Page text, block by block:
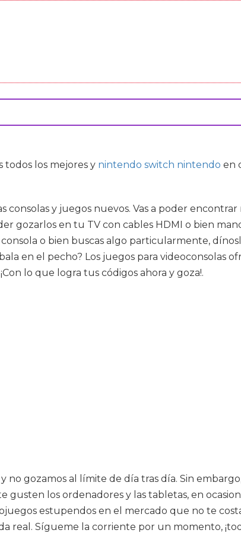
todos los mejores y nintendo switch nintendo en
consolas y juegos nuevos. Vas a poder
gozarlos en tu TV con cables HDMI o bien
o bien buscas algo particularmente,
en el pecho? Los juegos para videoconsolas
lo que logra tus códigos ahora y goza!.
no gozamos al límite de día tras día. Sin
los ordenadores y las tabletas, en
estupendos en el mercado que no te
Sígueme la corriente por un momento,